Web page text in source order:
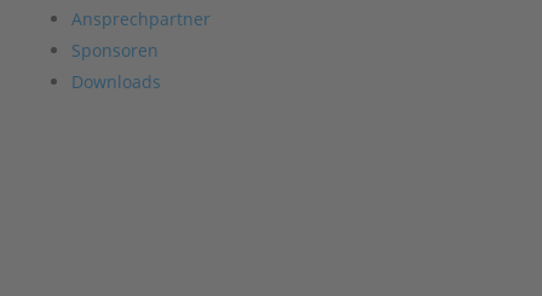
Ansprechpartner
Sponsoren
Downloads